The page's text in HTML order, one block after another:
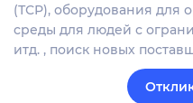
(ТСР), оборудования для
среды для людей с
итд. , поиск новых